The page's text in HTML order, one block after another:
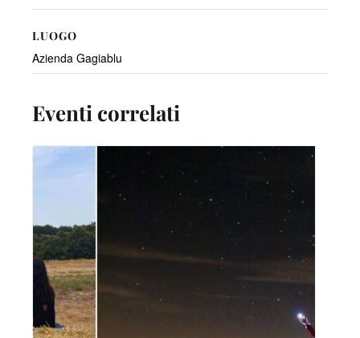
LUOGO
Azienda Gagiablu
Eventi correlati